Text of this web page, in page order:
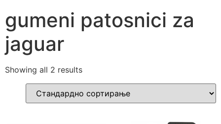
gumeni patosnici za
jaguar
Showing all 2 results